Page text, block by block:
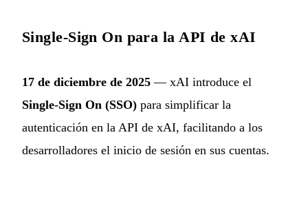
Single-Sign On para la API de xAI
17 de diciembre de 2025 — xAI introduce el
Single-Sign On (SSO) para simplificar la
autenticación en la API de xAI, facilitando a los
desarrolladores el inicio de sesión en sus cuentas.